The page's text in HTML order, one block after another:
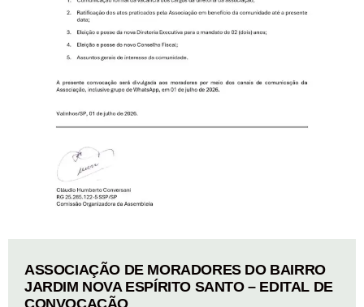
ASSOCIAÇÃO DE MORADORES DO BAIRRO
JARDIM NOVA ESPÍRITO SANTO – EDITAL DE
CONVOCAÇÃO